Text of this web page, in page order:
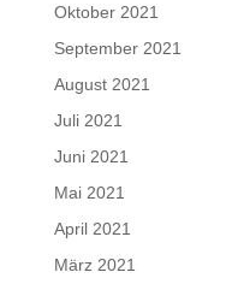
Oktober 2021
September 2021
August 2021
Juli 2021
Juni 2021
Mai 2021
April 2021
März 2021